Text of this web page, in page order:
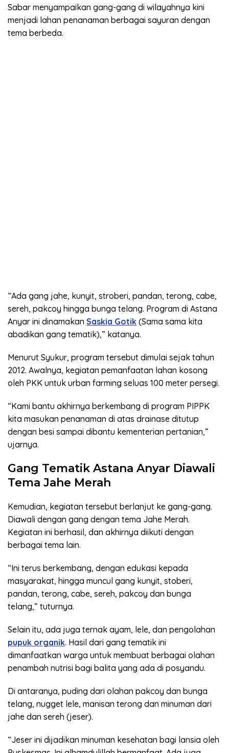
Sabar menyampaikan gang-gang di wilayahnya kini
menjadi lahan penanaman berbagai sayuran dengan
tema berbeda.
“Ada gang jahe, kunyit, stroberi, pandan, terong, cabe,
sereh, pakcoy hingga bunga telang. Program di Astana
Anyar ini dinamakan Saskia Gotik (Sama sama kita
abadikan gang tematik),” katanya.
Menurut Syukur, program tersebut dimulai sejak tahun
2012. Awalnya, kegiatan pemanfaatan lahan kosong
oleh PKK untuk urban farming seluas 100 meter persegi.
“Kami bantu akhirnya berkembang di program PIPPK
kita masukan penanaman di atas drainase ditutup
dengan besi sampai dibantu kementerian pertanian,”
ujarnya.
Gang Tematik Astana Anyar Diawali
Tema Jahe Merah
Kemudian, kegiatan tersebut berlanjut ke gang-gang.
Diawali dengan gang dengan tema Jahe Merah.
Kegiatan ini berhasil, dan akhirnya diikuti dengan
berbagai tema lain.
“Ini terus berkembang, dengan edukasi kepada
masyarakat, hingga muncul gang kunyit, stoberi,
pandan, terong, cabe, sereh, pakcoy dan bunga
telang,” tuturnya.
Selain itu, ada juga ternak ayam, lele, dan pengolahan
pupuk organik. Hasil dari gang tematik ini
dimanfaatkan warga untuk membuat berbagai olahan
penambah nutrisi bagi balita yang ada di posyandu.
Di antaranya, puding dari olahan pakcoy dan bunga
telang, nugget lele, manisan terong dan minuman dari
jahe dan sereh (jeser).
“Jeser ini dijadikan minuman kesehatan bagi lansia oleh